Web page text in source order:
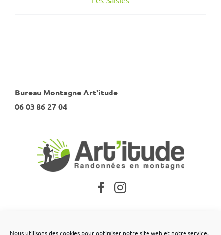
Nous utilisons des cookies pour optimiser notre site web et notre service.
Bureau Montagne Art'itude
06 03 86 27 04
Nos partenaires